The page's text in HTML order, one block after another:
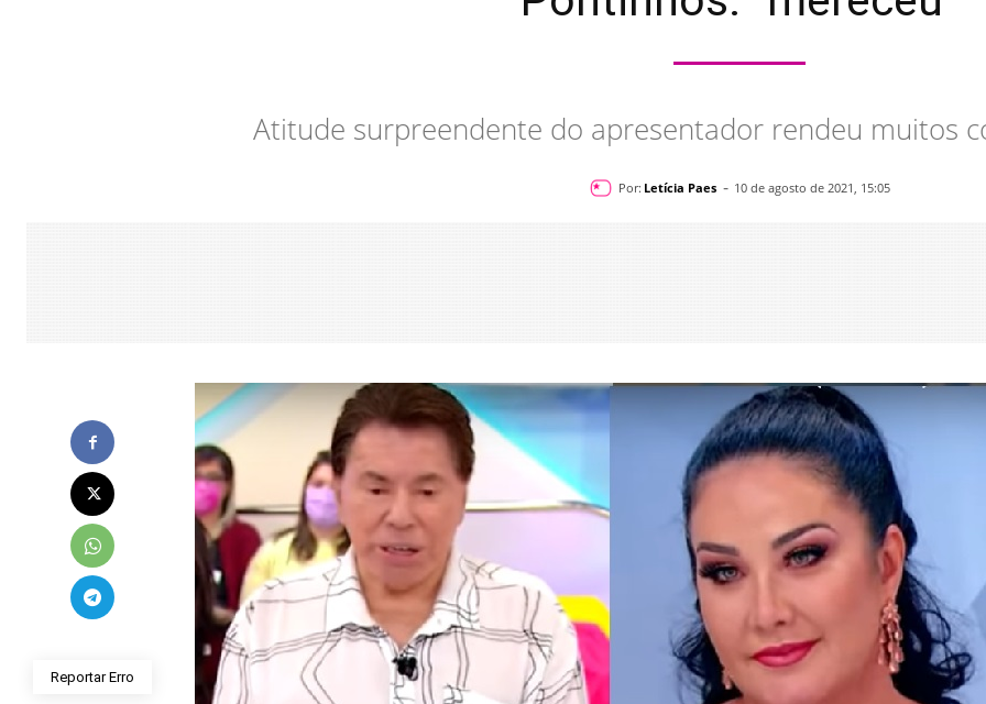
Atitude surpreendente do apresentador rendeu muitos
Por: Letícia Paes - 10 de agosto de 2021, 15:05
Reportar Erro